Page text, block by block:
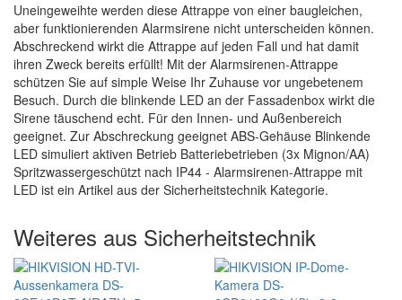
Uneingeweihte werden diese Attrappe von einer baugleichen,
aber funktionierenden Alarmsirene nicht unterscheiden können.
Abschreckend wirkt die Attrappe auf jeden Fall und hat damit
ihren Zweck bereits erfüllt! Mit der Alarmsirenen-Attrappe
schützen Sie auf simple Weise Ihr Zuhause vor ungebetenem
Besuch. Durch die blinkende LED an der Fassadenbox wirkt die
Sirene täuschend echt. Für den Innen- und Außenbereich
geeignet. Zur Abschreckung geeignet ABS-Gehäuse Blinkende
LED simuliert aktiven Betrieb Batteriebetrieben (3x Mignon/AA)
Spritzwassergeschützt nach IP44 - Alarmsirenen-Attrappe mit
LED ist ein Artikel aus der Sicherheitstechnik Kategorie.
Weiteres aus Sicherheitstechnik